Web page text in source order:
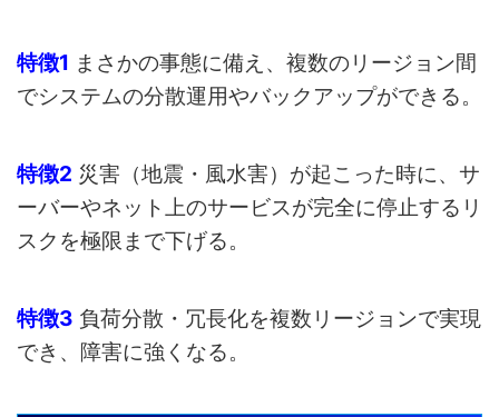
特徴1 まさかの事態に備え、複数のリージョン間
でシステムの分散運用やバックアップができる。
特徴2 災害（地震・風水害）が起こった時に、サ
ーバーやネット上のサービスが完全に停止するリ
スクを極限まで下げる。
特徴3 負荷分散・冗長化を複数リージョンで実現
でき、障害に強くなる。